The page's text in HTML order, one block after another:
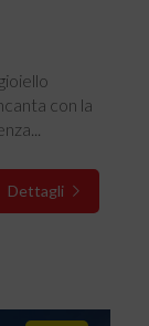
con la
Dettagli